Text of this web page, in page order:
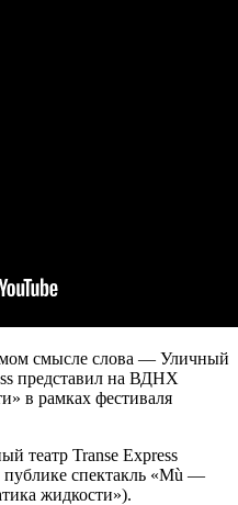
смысле слова — Уличный
представил на ВДНХ
в рамках фестиваля
театр Transe Express
публике спектакль «Mù —
жидкости»).